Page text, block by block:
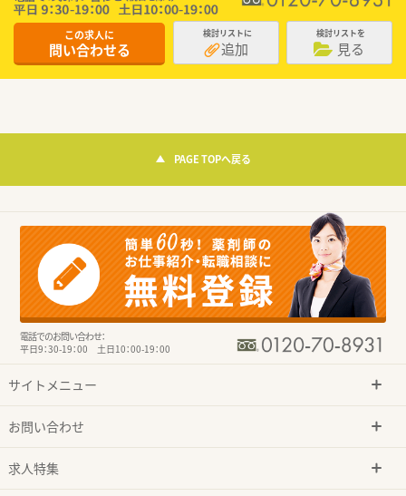
この求人に
問い合わせる
検討リストに
追加
検討リストを
見る
PAGE TOPへ戻る
電話でのお問い合わせ：
平日9：30-19：00 土日10：00-19：00
サイトメニュー
お問い合わせ
求人特集